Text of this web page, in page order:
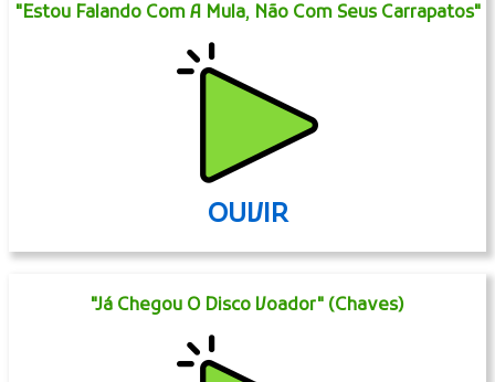
"Estou Falando Com A Mula, Não Com Seus Carrapatos"
OUVIR
"Já Chegou O Disco Voador" (Chaves)